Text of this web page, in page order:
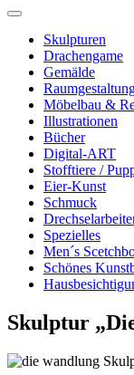
Skulpturen
Drachengame
Gemälde
Möbelbau &
Illustrationen
Bücher
Digital-ART
Stofftiere /
Eier-Kunst
Schmuck
Spezielles
Men´s
Schönes
Skulptur